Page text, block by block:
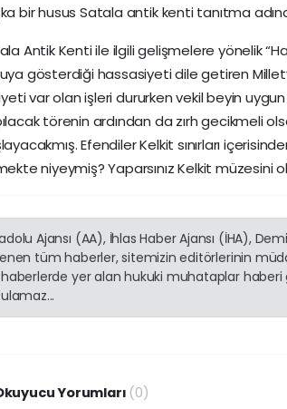
bir husus Satala antik kenti tanıtma
Antik Kenti ile ilgili gelişmelere yönelik
gösterdiği hassasiyeti dile getiren
var olan işleri dururken vekil beyin
törenin ardından da zırh gecikmeli
Efendiler Kelkit sınırları
niyeymiş? Yaparsınız Kelkit
Ajansı (AA), İhlas Haber Ajansı (İHA),
tüm haberler, sitemizin editörlerinin
haberlerde yer alan hukuki muhataplar
Yorumları (0)